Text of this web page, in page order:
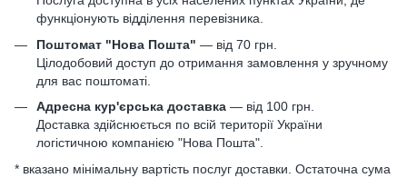
функціонують відділення перевізника.
Поштомат "Нова Пошта" — від 70 грн.
Цілодобовий доступ до отримання замовлення у зручному
для вас поштоматі.
Адресна кур'єрська доставка — від 100 грн.
Доставка здійснюється по всій території України
логістичною компанією "Нова Пошта".
* вказано мінімальну вартість послуг доставки. Остаточна сума